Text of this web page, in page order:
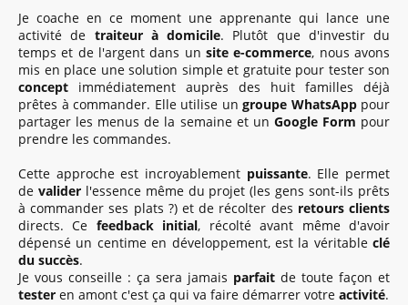
Je coache en ce moment une apprenante qui lance une
activité de traiteur à domicile. Plutôt que d'investir du
temps et de l'argent dans un site e-commerce, nous avons
mis en place une solution simple et gratuite pour tester son
concept immédiatement auprès des huit familles déjà
prêtes à commander. Elle utilise un groupe WhatsApppour
partager les menus de la semaine et un Google Form pour
prendre les commandes.
Cette approche est incroyablement puissante. Elle permet
de validerl'essence même du projet (les gens sont-ils prêts
à commander ses plats ?) et de récolter des retours clients
directs. Ce feedback initial, récolté avant même d'avoir
dépensé un centime en développement, est la véritable clé
du succès.
Je vous conseille : ça sera jamais parfait de toute façon et
tester en amont c'est ça qui va faire démarrer votre activité.